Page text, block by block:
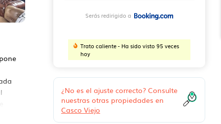
Serás redirigido a
Trato caliente - Ha sido visto 95 veces
hoy
¿No es el ajuste correcto? Consulte
nuestras otras propiedades en
Casco Viejo